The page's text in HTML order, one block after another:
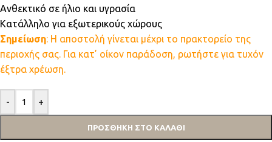
Ανθεκτικό σε ήλιο και υγρασία
Κατάλληλο για εξωτερικούς χώρους
Σημείωση: Η αποστολή γίνεται μέχρι το πρακτορείο της
περιοχής σας. Για κατ’ οίκον παράδοση, ρωτήστε για τυχόν
έξτρα χρέωση.
- +
ΠΡΟΣΘΉΚΗ ΣΤΟ ΚΑΛΆΘΙ